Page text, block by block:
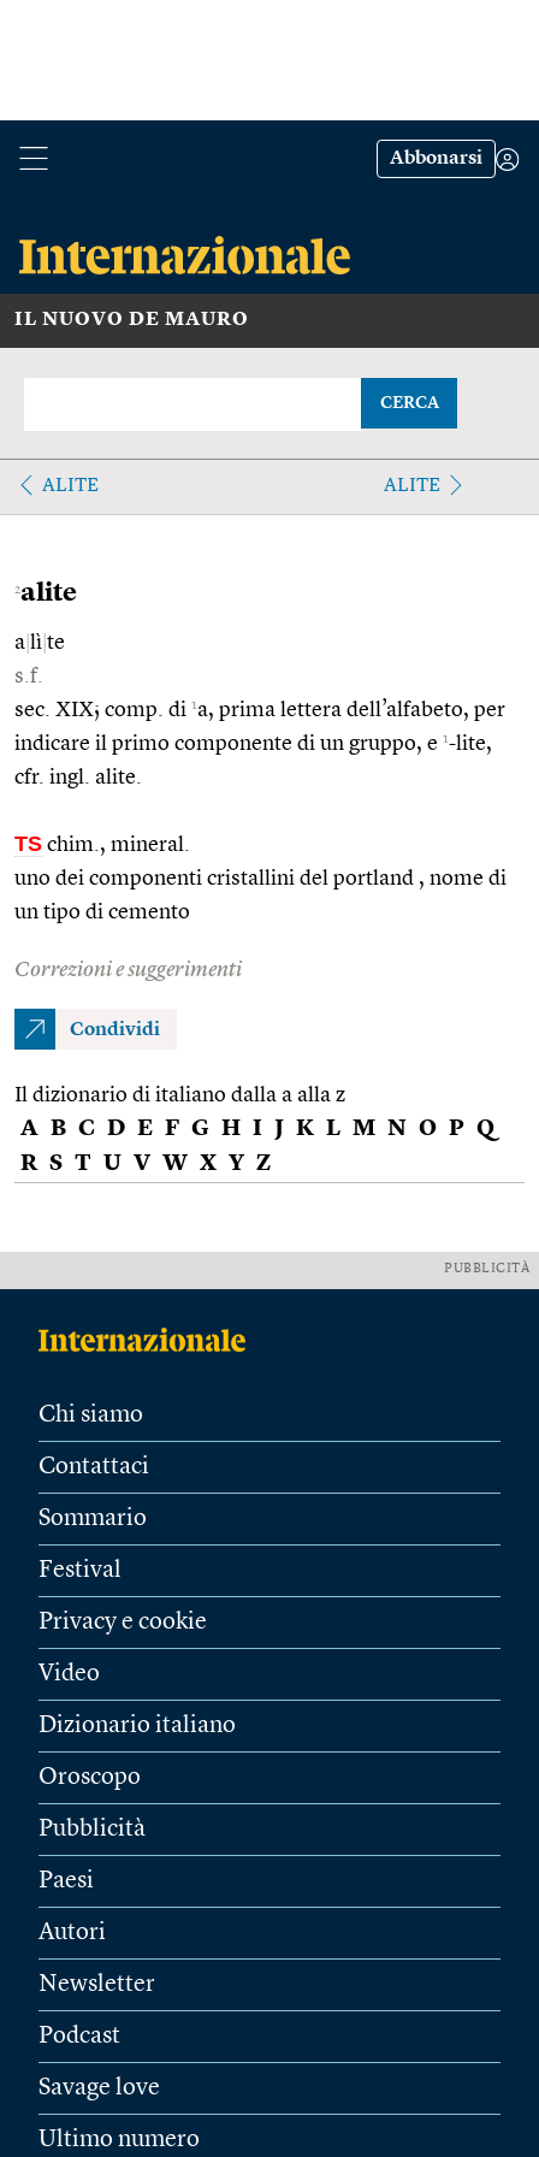
Abbonarsi
IL NUOVO DE MAURO
CERCA
ALITE ALITE
2alite
a lì te
s.f.
sec. XIX; comp. di 1a, prima lettera dell’alfabeto, per
indicare il primo componente di un gruppo, e 1-lite,
cfr. ingl. alite.
TS chim., mineral.
uno dei componenti cristallini del portland , nome di
un tipo di cemento
Correzioni e suggerimenti
Condividi
Il dizionario di italiano dalla a alla z
A B C D E F G H I J K L M N O P Q
R S T U V W X Y Z
PUBBLICITÀ
Chi siamo
Contattaci
Sommario
Festival
Privacy e cookie
Video
Dizionario italiano
Oroscopo
Pubblicità
Paesi
Autori
Newsletter
Podcast
Savage love
Ultimo numero